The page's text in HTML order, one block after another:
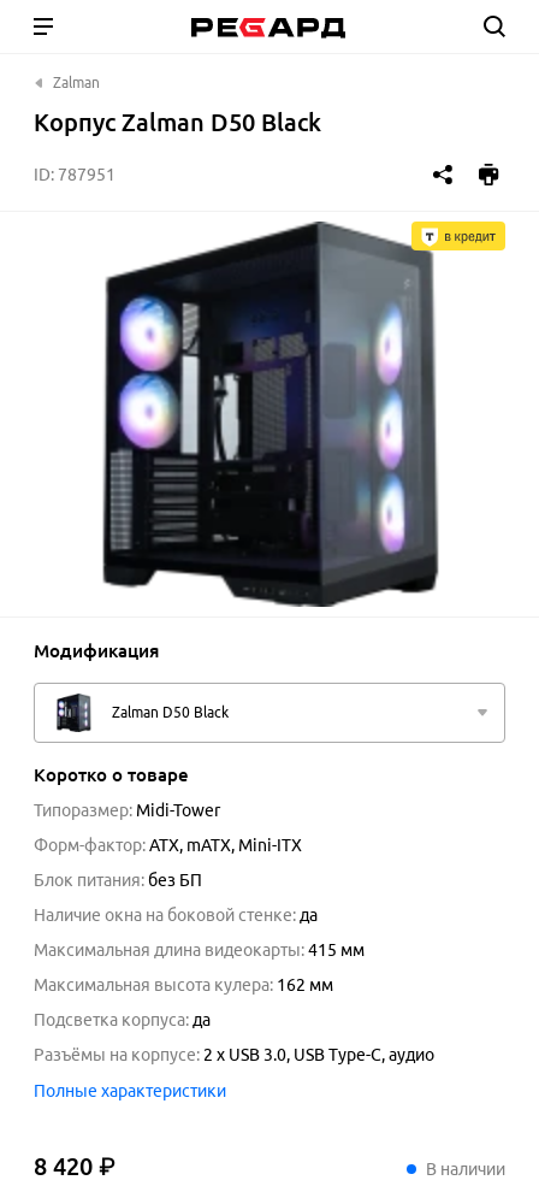
Zalman
Корпус Zalman D50 Black
ID: 787951
Модификация
Zalman D50 Black
Коротко о товаре
Типоразмер: Midi-Tower
Форм-фактор:ATX, mATX, Mini-ITX
Блок питания: без БП
Наличие окна на боковой стенке: да
Максимальная длина видеокарты:415 мм
Максимальная высота кулера: 162 мм
Подсветка корпуса: да
Разъёмы на корпусе: 2 x USB 3.0, USB Type-C, аудио
Полные характеристики
8 420 ₽8 420 ₽ В наличии